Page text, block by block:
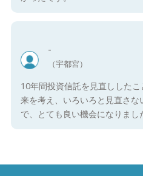
-
（宇都宮）
10年間投資信託を見直しした
来を考え、いろいろと見直さ
で、とても良い機会になりまし